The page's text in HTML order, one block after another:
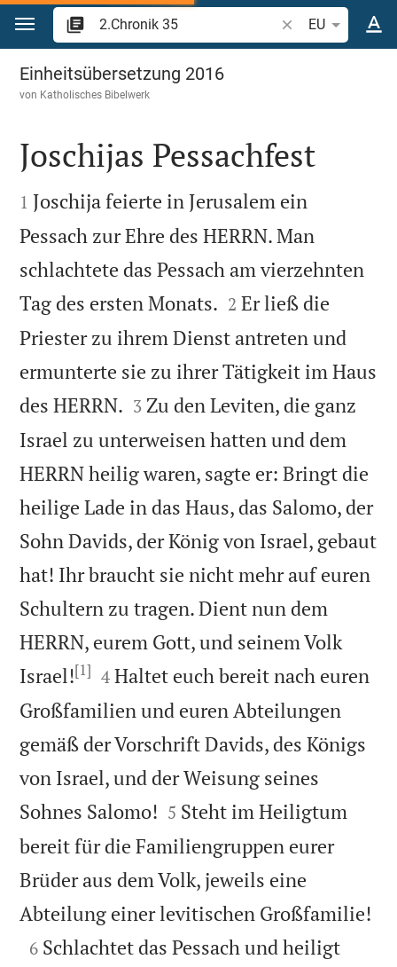
Zum Inhalt springen
Bibelstelle oder
EU
2.Chronik 35
Einheitsübersetzung 2016
von Katholisches Bibelwerk

Joschijas Pessachfest

1 Joschija feierte in Jerusalem ein
Pessach zur Ehre des HERRN. Man
schlachtete das Pessach am vierzehnten
Tag des ersten Monats. 

2 Er ließ die
Priester zu ihrem Dienst antreten und
ermunterte sie zu ihrer Tätigkeit im Haus
des HERRN. 

3 Zu den Leviten, die ganz
Israel zu unterweisen hatten und dem
HERRN heilig waren, sagte er: Bringt die
heilige Lade in das Haus, das Salomo, der
Sohn Davids, der König von Israel, gebaut
hat! Ihr braucht sie nicht mehr auf euren
Schultern zu tragen. Dient nun dem
HERRN, eurem Gott, und seinem Volk
Israel![1] 

4 Haltet euch bereit nach euren
Großfamilien und euren Abteilungen
gemäß der Vorschrift Davids, des Königs
von Israel, und der Weisung seines
Sohnes Salomo! 

5 Steht im Heiligtum
bereit für die Familiengruppen eurer
Brüder aus dem Volk, jeweils eine
Abteilung einer levitischen Großfamilie!

6 Schlachtet das Pessach und heiligt